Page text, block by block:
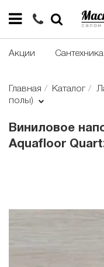
Акции Сантехника
Главная Каталог
полы)
Виниловое
Aquafloor